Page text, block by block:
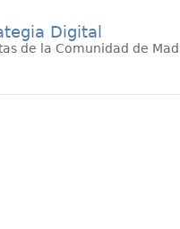
Digital
de la Comunidad de